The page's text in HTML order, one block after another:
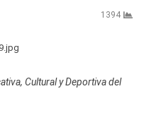
1394
Cultural y Deportiva del